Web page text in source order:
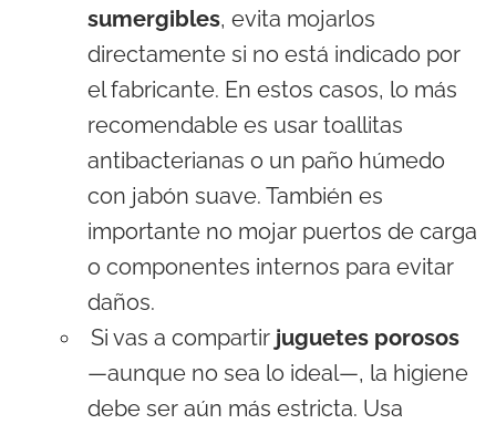
sumergibles, evita mojarlos
directamente si no está indicado por
el fabricante. En estos casos, lo más
recomendable es usar toallitas
antibacterianas o un paño húmedo
con jabón suave. También es
importante no mojar puertos de carga
o componentes internos para evitar
daños.
Si vas a compartir juguetes porosos
—aunque no sea lo ideal—, la higiene
debe ser aún más estricta. Usa